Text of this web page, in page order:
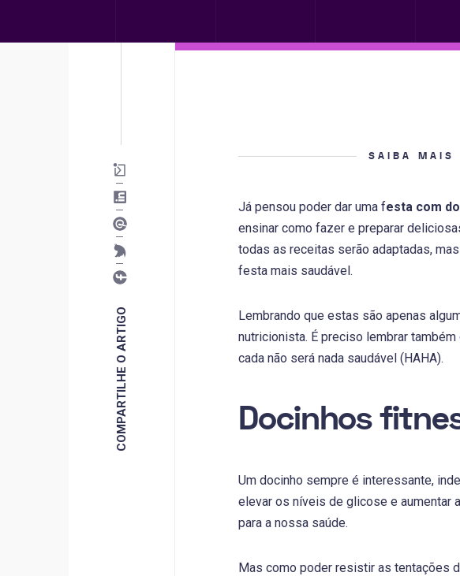
COMPARTILHE O ARTIGO
SAIBA MAIS
Já pensou poder dar uma festa com
ensinar como fazer e preparar
todas as receitas serão adaptadas,
festa mais saudável.
Lembrando que estas são apenas
nutricionista. É preciso lembrar
cada não será nada saudável (HAHA).
Docinhos
Um docinho sempre é interessante,
elevar os níveis de glicose e aumentar
para a nossa saúde.
Mas como poder resistir as tentações